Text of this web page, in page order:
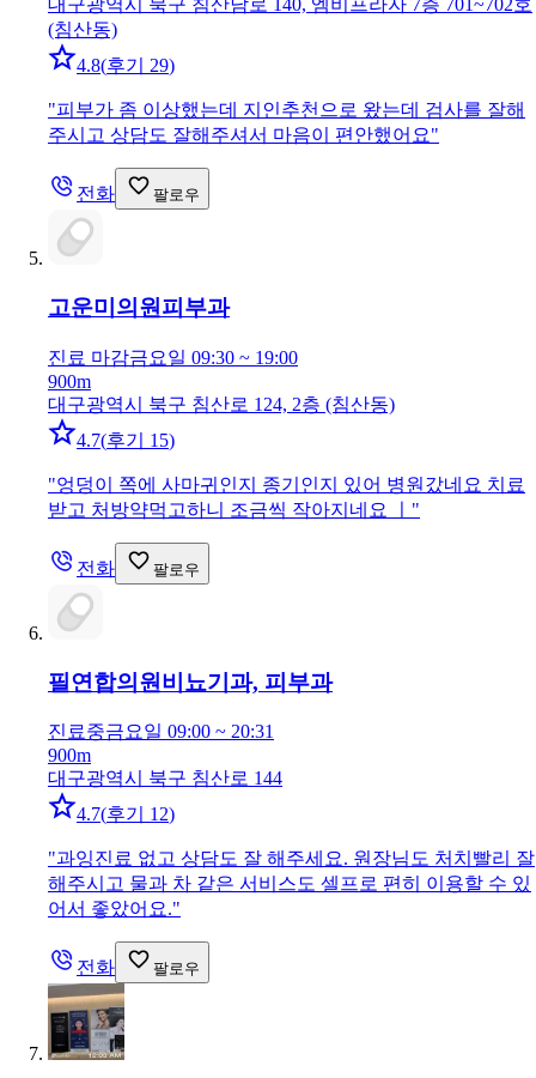
대구광역시 북구 침산남로 140, 엠비프라자 7층 701~702호
(침산동)
4.8(후기 29)
"피부가 좀 이상했는데 지인추천으로 왔는데 검사를 잘해
주시고 상담도 잘해주셔서 마음이 편안했어요"
전화 팔로우
고운미의원 피부과
진료 마감금요일 09:30 ~ 19:00
900m
대구광역시 북구 침산로 124, 2층 (침산동)
4.7(후기 15)
"엉덩이 쪽에 사마귀인지 종기인지 있어 병원갔네요 치료
받고 처방약먹고하니 조금씩 작아지네요 ㅣ "
전화 팔로우
필연합의원 비뇨기과, 피부과
진료중금요일 09:00 ~ 20:31
900m
대구광역시 북구 침산로 144
4.7(후기 12)
"과잉진료 없고 상담도 잘 해주세요. 원장님도 처치빨리 잘
해주시고 물과 차 같은 서비스도 셀프로 편히 이용할 수 있
어서 좋았어요."
전화 팔로우